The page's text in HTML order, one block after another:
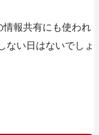
報共有にも使われ
ない日はないでしょ